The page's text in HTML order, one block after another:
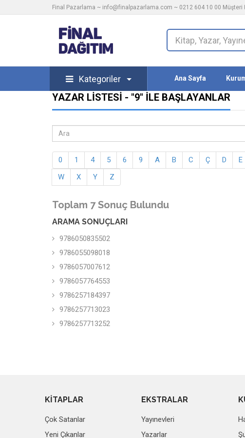
Final Pazarlama ~ info@finalpazarlama.com ~ 0212 604 10 00
Kategoriler Ana Sayfa
YAZAR LISTESI - "9" ILE BAŞLAYANLAR
0 1 4 5 6 9 A B C Ç D E
W
X Y Z
Toplam 7 Sonuç Bulundu
ARAMA SONUÇLARI
9786050835502
9786055098018
9786057007612
9786057764553
9786257184397
9786257713023
9786257713252
KİTAPLAR
Çok Satanlar
Yeni Çıkanlar
EKSTRALAR
Yayınevleri
Yazarlar